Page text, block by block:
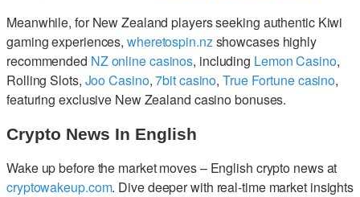
Meanwhile, for New Zealand players seeking authentic Kiwi
gaming experiences, wheretospin.nzshowcases highly
recommended NZ online casinos, including Lemon Casino,
Rolling Slots, Joo Casino,7bit casino,True Fortune casino,
featuring exclusive New Zealand casino bonuses.
Crypto News In English
Wake up before the market moves – English crypto news at
cryptowakeup.com. Dive deeper with real-time market insights